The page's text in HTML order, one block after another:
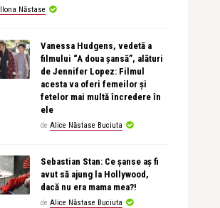
Ilona Năstase
Vanessa Hudgens, vedetă a
filmului “A doua șansă”, alături
de Jennifer Lopez: Filmul
acesta va oferi femeilor și
fetelor mai multă încredere în
ele
de Alice Năstase Buciuta
Sebastian Stan: Ce șanse aș fi
avut să ajung la Hollywood,
dacă nu era mama mea?!
de Alice Năstase Buciuta